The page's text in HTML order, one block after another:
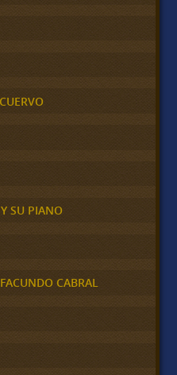
SU PIANO
CABRAL